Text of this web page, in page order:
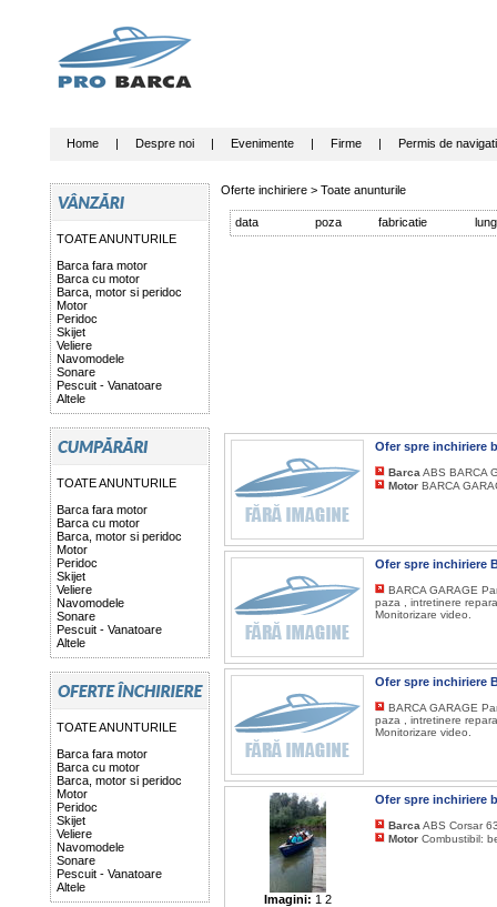
Home | Despre noi | Evenimente | Firme | Permis de
TOATE ANUNTURILE
Barca fara motor
Barca cu motor
Barca, motor si peridoc
Motor
Peridoc
Skijet
Veliere
Navomodele
Sonare
Pescuit - Vanatoare
Altele
TOATE ANUNTURILE
Barca fara motor
Barca cu motor
Barca, motor si peridoc
Motor
Peridoc
Skijet
Veliere
Navomodele
Sonare
Pescuit - Vanatoare
Altele
TOATE ANUNTURILE
Barca fara motor
Barca cu motor
Barca, motor si peridoc
Motor
Peridoc
Skijet
Veliere
Navomodele
Sonare
Pescuit - Vanatoare
Altele
Oferte inchiriere > Toate anunturile
data poza fabricatie
Ofer spre inchiriere
Barca ABS BARCA
Motor BARCA
Ofer spre inchiriere
BARCA GARAGE
paza , intretinere
Monitorizare video.
Ofer spre inchiriere
BARCA GARAGE
paza , intretinere
Monitorizare video.
Imagini: 1 2
Ofer spre inchiriere
Barca ABS Corsar
Motor Combustibil: